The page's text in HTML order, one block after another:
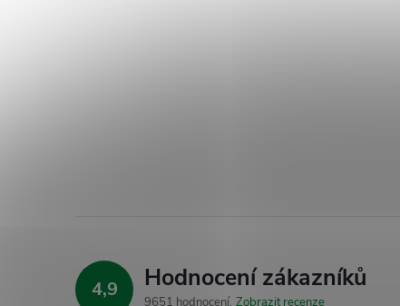
4,9 Hodnocení zákazníků
9651 hodnocení Zobrazit recenze